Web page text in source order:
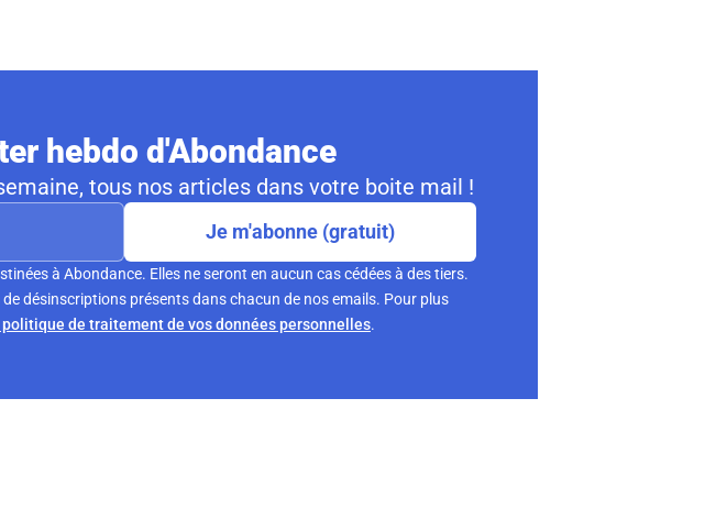
hebdo d'Abondance
tous nos articles dans votre boite mail !
Je m'abonne (gratuit)
à Abondance. Elles ne seront en aucun cas cédées à des tiers.
désinscriptions présents dans chacun de nos emails. Pour plus
de traitement de vos données personnelles.